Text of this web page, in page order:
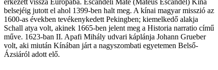
belsejéig jutott el ahol 1399-ben halt meg. A kínai magyar misszió az
1600-as években tevékenykedett Pekingben; kiemelkedő alakja
Schall atya volt, akinek 1665-ben jelent meg a Historia narratio című
műve. 1623-ban II. Apafi Mihály udvari káplánja Johann Grueber
volt, aki miután Kínában járt a nagyszombati egyetemen Belső-
Ázsiáról adott elő.